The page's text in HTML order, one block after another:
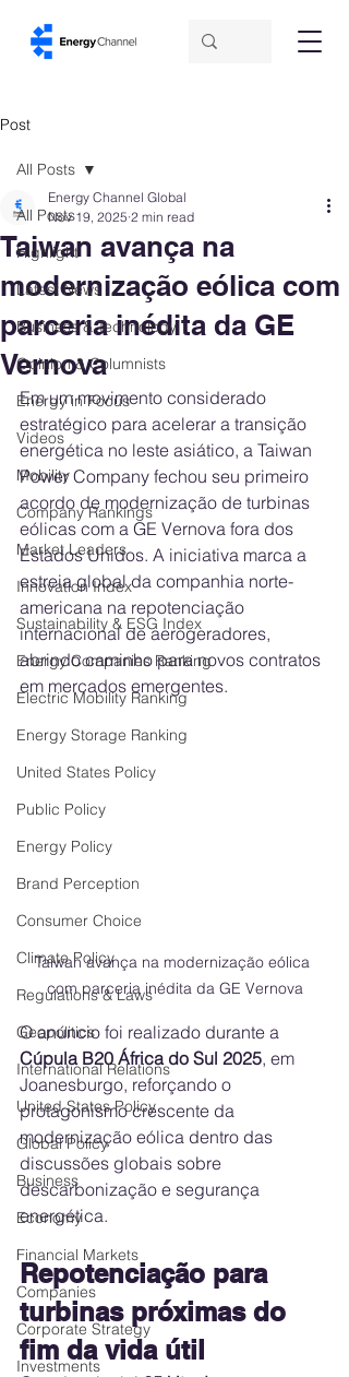
Post
All Posts
Highlight
Latest News
Business & Technology
Opinion & Columnists
Energy in Focus
Videos
Mobility
Company Rankings
Market Leaders
Innovation Index
Sustainability & ESG Index
Energy Companies Ranking
Electric Mobility Ranking
Energy Storage Ranking
United States Policy
Public Policy
Energy Policy
Brand Perception
Consumer Choice
Climate Policy
Regulations & Laws
Geopolitics
International Relations
United States Policy
Global Policy
Business
Economy
Financial Markets
Companies
Corporate Strategy
Investments
All Posts
Taiwan avança na
modernização eólica com
parceria inédita da GE
Vernova
Energy Channel Global
Nov 19, 2025 2 min read
Em um movimento considerado
estratégico para acelerar a transição
energética no leste asiático, a Taiwan
Power Company fechou seu primeiro
acordo de modernização de turbinas
eólicas com a GE Vernova fora dos
Estados Unidos. A iniciativa marca a
estreia global da companhia norte-
americana na repotenciação
internacional de aerogeradores,
abrindo caminho para novos contratos
em mercados emergentes.
Taiwan avança na modernização eólica
com parceria inédita da GE Vernova
O anúncio foi realizado durante a
Cúpula B20 África do Sul 2025, em
Joanesburgo, reforçando o
protagonismo crescente da
modernização eólica dentro das
discussões globais sobre
descarbonização e segurança
energética.
Repotenciação para
turbinas próximas do
fim da vida útil